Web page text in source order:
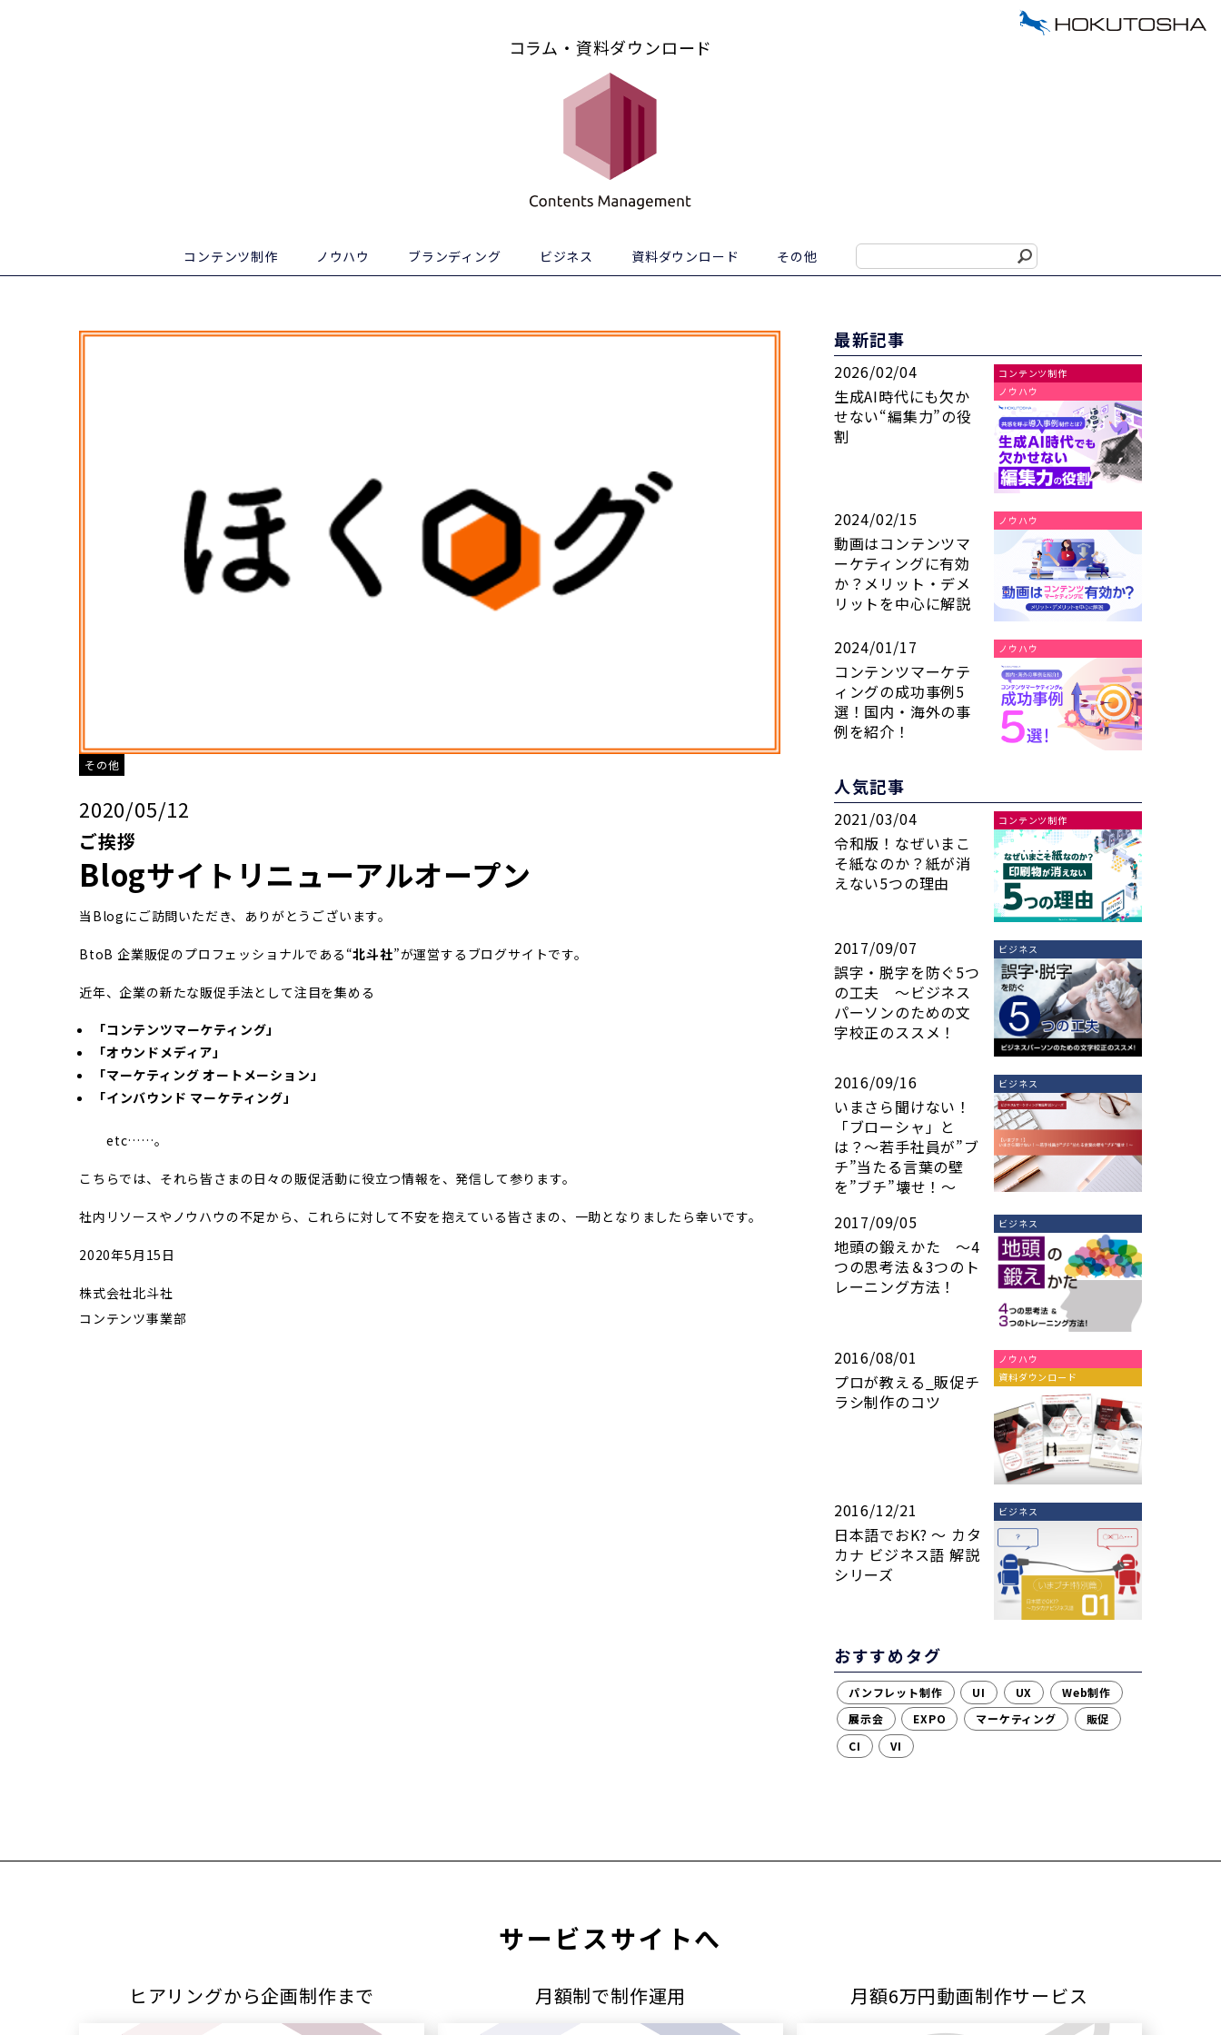
コラム・資料ダウンロード
コンテンツ制作 ノウハウ ブランディング ビジネス 資料ダウンロード その他
その他
2020/05/12
ご挨拶
Blogサイトリニューアルオープン
当Blogにご訪問いただき、ありがとうございます。
BtoB 企業販促のプロフェッショナルである“北斗社”が運営するブログサイトです。
近年、企業の新たな販促手法として注目を集める
「コンテンツマーケティング」
「オウンドメディア」
「マーケティング オートメーション」
「インバウンド マーケティング」
etc……。
こちらでは、それら皆さまの日々の販促活動に役立つ情報を、発信して参ります。
社内リソースやノウハウの不足から、これらに対して不安を抱えている皆さまの、一助となりましたら幸いです。
2020年5月15日
株式会社北斗社
コンテンツ事業部
最新記事
2026/02/04
生成AI時代にも欠か
せない“編集力”の役
割
コンテンツ制作
ノウハウ
2024/02/15
動画はコンテンツマ
ーケティングに有効
か？メリット・デメ
リットを中心に解説
ノウハウ
2024/01/17
コンテンツマーケテ
ィングの成功事例5
選！国内・海外の事
例を紹介！
ノウハウ
人気記事
2021/03/04
令和版！なぜいまこ
そ紙なのか？紙が消
えない5つの理由
コンテンツ制作
2017/09/07
誤字・脱字を防ぐ5つ
の工夫 ～ビジネス
パーソンのための文
字校正のススメ！
ビジネス
2016/09/16
いまさら聞けない！
「ブローシャ」と
は？～若手社員が”ブ
チ”当たる言葉の壁
を”ブチ”壊せ！～
ビジネス
2017/09/05
地頭の鍛えかた ～4
つの思考法＆3つのト
レーニング方法！
ビジネス
2016/08/01
プロが教える_販促チ
ラシ制作のコツ
ノウハウ
資料ダウンロード
2016/12/21
日本語でおK? ～ カタ
カナ ビジネス語 解説
シリーズ
ビジネス
おすすめタグ
パンフレット制作 UI UX
Web制作
展示会
EXPO マーケティング
販促
CI
VI
サービスサイトへ
ヒアリングから企画制作まで 月額制で制作運用 月額6万円動画制作サービス